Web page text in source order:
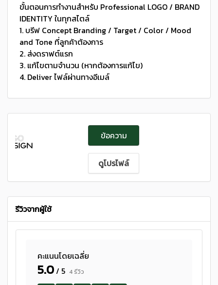
ขั้นตอนการทำงานสำหรับ Professional LOGO / BRAND
IDENTITY ในทุกสไตล์
1. บรีฟ Concept Branding / Target / Color / Mood
and Tone ที่ลูกค้าต้องการ
2. ส่งดราฟต์แรก
3. แก้ไขตามจำนวน (หากต้องการแก้ไข)
4. Deliver ไฟล์ผ่านทางอีเมล์
ข้อความ
ดูโปรไฟล์
รีวิวจากผู้ใช้
คะแนนโดยเฉลี่ย
5.0/ 5 4 รีวิว